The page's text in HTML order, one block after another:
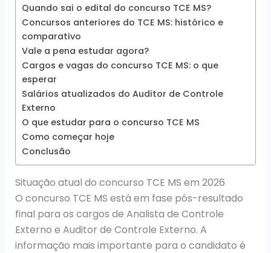
Quando sai o edital do concurso TCE MS?
Concursos anteriores do TCE MS: histórico e
comparativo
Vale a pena estudar agora?
Cargos e vagas do concurso TCE MS: o que
esperar
Salários atualizados do Auditor de Controle
Externo
O que estudar para o concurso TCE MS
Como começar hoje
Conclusão
Situação atual do concurso TCE MS em 2026
O concurso TCE MS está em fase pós-resultado
final para os cargos de Analista de Controle
Externo e Auditor de Controle Externo. A
informação mais importante para o candidato é